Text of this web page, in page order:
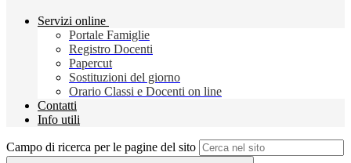
Servizi online
Portale Famiglie
Registro Docenti
Papercut
Sostituzioni del giorno
Orario Classi e Docenti on line
Contatti
Info utili
Campo di ricerca per le pagine del sito